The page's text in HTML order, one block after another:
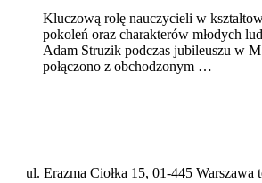
Kluczową rolę nauczycieli w
pokoleń oraz charakterów młodych
Adam Struzik podczas jubileuszu w
połączono z obchodzonym …
ul. Erazma Ciołka 15, 01-445 Warszawa